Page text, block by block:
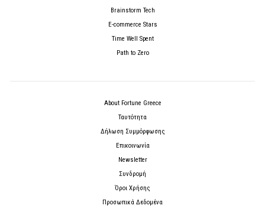
Brainstorm Tech
E-commerce Stars
Time Well Spent
Path to Zero
About Fortune Greece
Ταυτότητα
Δήλωση Συμμόρφωσης
Επικοινωνία
Newsletter
Συνδρομή
Όροι Χρήσης
Προσωπικά Δεδομένα